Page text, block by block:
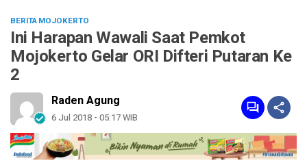
BERITA MOJOKERTO
Ini Harapan Wawali Saat Pemkot
Mojokerto Gelar ORI Difteri Putaran Ke
2
Raden Agung
6 Jul 2018 - 05:17 WIB